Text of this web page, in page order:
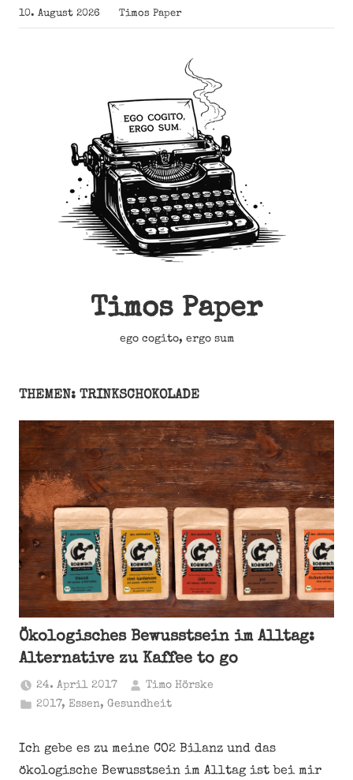
Zum
Inhalt
10. August 2026 Timos Paper
Timos Paper
ego cogito, ergo sum
THEMEN: TRINKSCHOKOLADE
Ökologisches Bewusstsein im Alltag:
Alternative zu Kaffee to go
24. April 2017
Timo Hörske
2017, Essen,Gesundheit
Ich gebe es zu meine CO2 Bilanz und das
ökologische Bewusstsein im Alltag ist bei mir